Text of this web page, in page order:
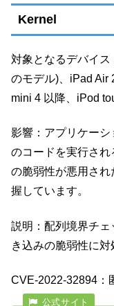
Kernel
対象となるデバイ
のモデル)、iPad Air
mini 4 以降、iPod
影響：アプリケー
のコードを実行され
の脆弱性が悪用さ
握しています。
説明：配列境界チ
き込みの脆弱性に対
CVE-2022-32894：